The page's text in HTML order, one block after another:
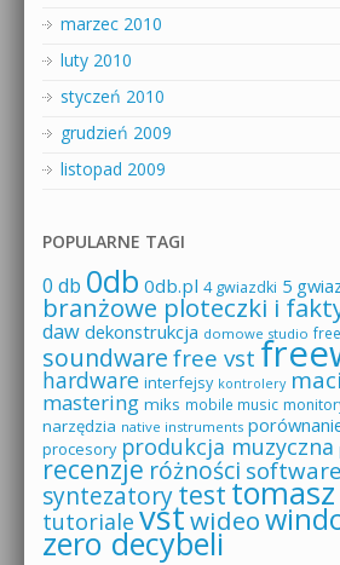
marzec 2010
luty 2010
styczeń 2010
grudzień 2009
listopad 2009
POPULARNE TAGI
0 db 0db 0db.pl 4 gwiazdki 5
branżowe ploteczki i
daw dekonstrukcja domowe studio free
soundware free vst
hardware interfejsy kontrolery
mastering miks mobile music
narzędzia native instruments
procesory produkcja muzyczna
recenzje różności software
syntezatorytest
tutoriale vstwideo
zero decybeli